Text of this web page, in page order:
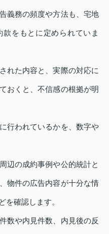
義務の頻度や方法も、宅地
をもとに定められていま
れた内容と、実際の対応に
おくと、不信感の根拠が明
行われているかを、数字や
辺の成約事例や公的統計と
物件の広告内容が十分な情
を確認します。
数や内見件数、内見後の反